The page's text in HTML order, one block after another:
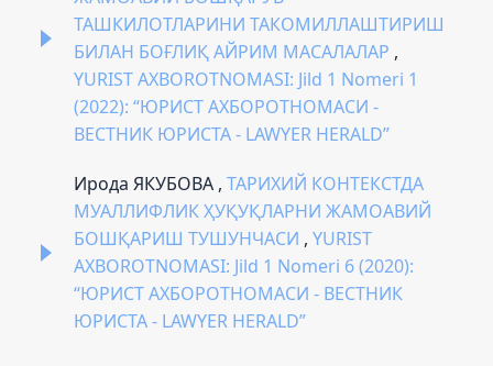
ТАШКИЛОТЛАРИНИ ТАКОМИЛЛАШТИРИШ
БИЛАН БОҒЛИҚ АЙРИМ МАСАЛАЛАР ,
YURIST AXBOROTNOMASI: Jild 1 Nomeri 1
(2022): “ЮРИСТ АХБОРОТНОМАСИ -
ВЕСТНИК ЮРИСТА - LAWYER HERALD”
Ирода ЯКУБОВА , ТАРИХИЙ КОНТЕКСТДА
МУАЛЛИФЛИК ҲУҚУҚЛАРНИ ЖАМОАВИЙ
БОШҚАРИШ ТУШУНЧАСИ , YURIST
AXBOROTNOMASI: Jild 1 Nomeri 6 (2020):
“ЮРИСТ АХБОРОТНОМАСИ - ВЕСТНИК
ЮРИСТА - LAWYER HERALD”